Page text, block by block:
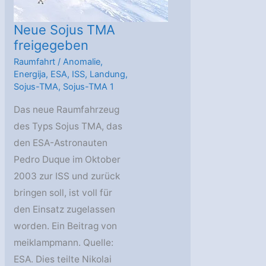
Neue Sojus TMA
freigegeben
Raumfahrt /Anomalie,
Energija, ESA, ISS, Landung,
Sojus-TMA, Sojus-TMA 1
Das neue Raumfahrzeug
des Typs Sojus TMA, das
den ESA-Astronauten
Pedro Duque im Oktober
2003 zur ISS und zurück
bringen soll, ist voll für
den Einsatz zugelassen
worden. Ein Beitrag von
meiklampmann. Quelle:
ESA. Dies teilte Nikolai